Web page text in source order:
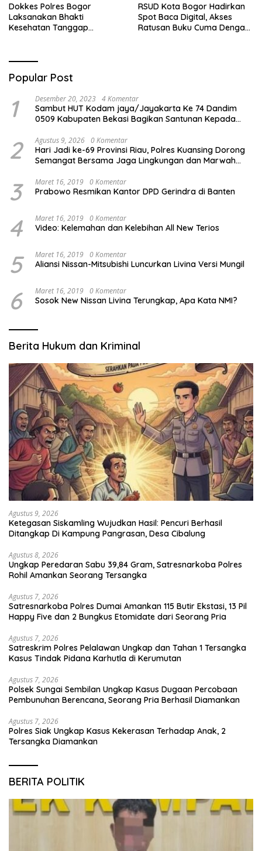
Dokkes Polres Bogor
Laksanakan Bhakti
Kesehatan Tanggap
RSUD Kota Bogor Hadirkan
Spot Baca Digital, Akses
Ratusan Buku Cuma Dengan
Popular Post
1 Desember 20, 2023 4 Komentar
Sambut HUT Kodam jaya/Jayakarta Ke 74 Dandim
0509 Kabupaten Bekasi Bagikan Santunan Kepada
2 Agustus 9, 2026 0 Komentar
Hari Jadi ke-69 Provinsi Riau, Polres Kuansing Dorong
Semangat Bersama Jaga Lingkungan dan Marwah
3 Maret 16, 2019 0 Komentar
Prabowo Resmikan Kantor DPD Gerindra di Banten
4 Maret 16, 2019 0 Komentar
Video: Kelemahan dan Kelebihan All New Terios
5 Maret 16, 2019 0 Komentar
Aliansi Nissan-Mitsubishi Luncurkan Livina Versi Mungil
6 Maret 16, 2019 0 Komentar
Sosok New Nissan Livina Terungkap, Apa Kata NMI?
Berita Hukum dan Kriminal
Agustus 9, 2026
Ketegasan Siskamling Wujudkan Hasil: Pencuri Berhasil
Ditangkap Di Kampung Pangrasan, Desa Cibalung
Agustus 8, 2026
Ungkap Peredaran Sabu 39,84 Gram, Satresnarkoba Polres
Rohil Amankan Seorang Tersangka
Agustus 7, 2026
Satresnarkoba Polres Dumai Amankan 115 Butir Ekstasi, 13 Pil
Happy Five dan 2 Bungkus Etomidate dari Seorang Pria
Agustus 7, 2026
Satreskrim Polres Pelalawan Ungkap dan Tahan 1 Tersangka
Kasus Tindak Pidana Karhutla di Kerumutan
Agustus 7, 2026
Polsek Sungai Sembilan Ungkap Kasus Dugaan Percobaan
Pembunuhan Berencana, Seorang Pria Berhasil Diamankan
Agustus 7, 2026
Polres Siak Ungkap Kasus Kekerasan Terhadap Anak, 2
Tersangka Diamankan
BERITA POLITIK